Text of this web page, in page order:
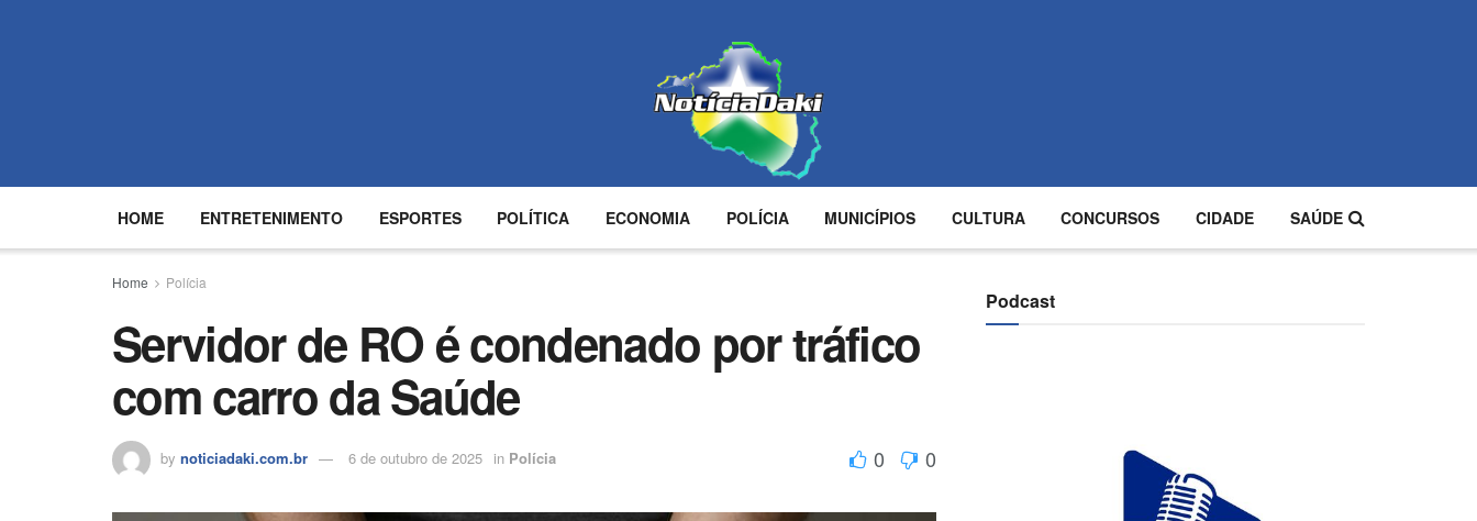
HOME ENTRETENIMENTO ESPORTES POLÍTICA ECONOMIA POLÍCIA MUNICÍPIOS CULTURA CONCURSOS CIDADE SAÚDE
Home Polícia
Servidor de RO é condenado por tráfico
com carro da Saúde
by noticiadaki.com.br 6 de outubro de 2025 in Polícia 0 0
Podcast